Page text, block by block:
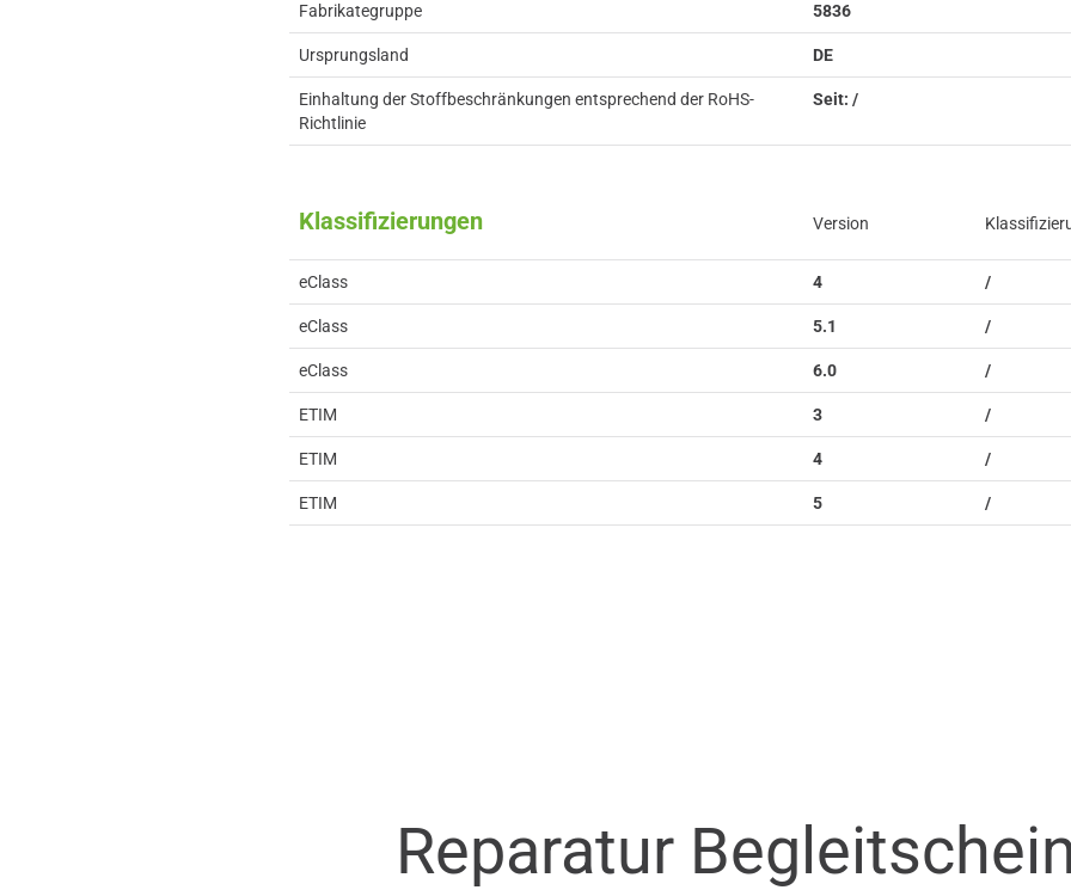
Fabrikategruppe 5836
Ursprungsland DE
Einhaltung der Stoffbeschränkungen entsprechend der RoHS-
Richtlinie
Seit: /
Klassifizierungen Version
eClass 4 /
eClass 5.1 /
eClass 6.0 /
ETIM 3 /
ETIM 4 /
ETIM 5 /
Reparatur